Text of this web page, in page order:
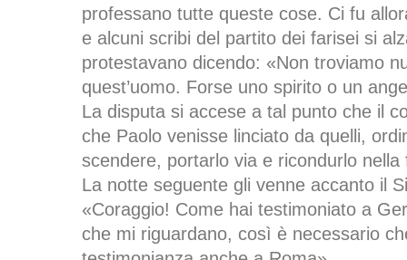
professano tutte queste cose. Ci fu
e alcuni scribi del partito dei farisei si
protestavano dicendo: «Non troviamo
quest’uomo. Forse uno spirito o un
La disputa si accese a tal punto che il
che Paolo venisse linciato da quelli,
scendere, portarlo via e ricondurlo nella
La notte seguente gli venne accanto il
«Coraggio! Come hai testimoniato a
che mi riguardano, così è necessario